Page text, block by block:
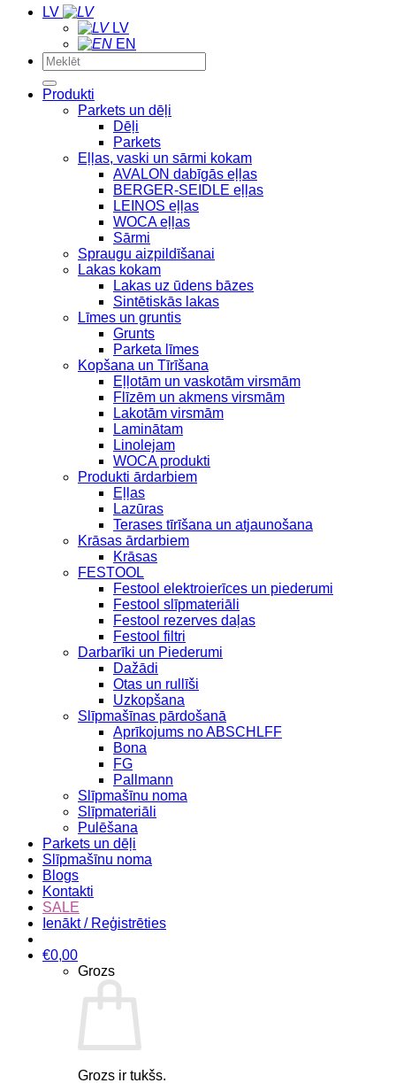
LV
LV
EN
Meklēt:
Produkti
Parkets un dēļi
Dēļi
Parkets
Eļļas, vaski un sārmi kokam
AVALON dabīgās eļļas
BERGER-SEIDLE eļļas
LEINOS eļļas
WOCA eļļas
Sārmi
Spraugu aizpildīšanai
Lakas kokam
Lakas uz ūdens bāzes
Sintētiskās lakas
Līmes un gruntis
Grunts
Parketa līmes
Kopšana un Tīrīšana
Eļļotām un vaskotām virsmām
Flīzēm un akmens virsmām
Lakotām virsmām
Laminātam
Linolejam
WOCA produkti
Produkti ārdarbiem
Eļļas
Lazūras
Terases tīrīšana un atjaunošana
Krāsas ārdarbiem
Krāsas
FESTOOL
Festool elektroierīces un piederumi
Festool slīpmateriāli
Festool rezerves daļas
Festool filtri
Darbarīki un Piederumi
Dažādi
Otas un rullīši
Uzkopšana
Slīpmašīnas pārdošanā
Aprīkojums no ABSCHLFF
Bona
FG
Pallmann
Slīpmašīnu noma
Slīpmateriāli
Pulēšana
Parkets un dēļi
Slīpmašīnu noma
Blogs
Kontakti
SALE
Ienākt / Reģistrēties
€0,00
Grozs
Grozs ir tukšs.